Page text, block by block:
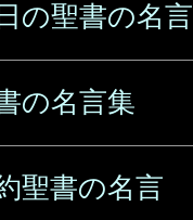
の聖書の名言
の名言集
聖書の名言